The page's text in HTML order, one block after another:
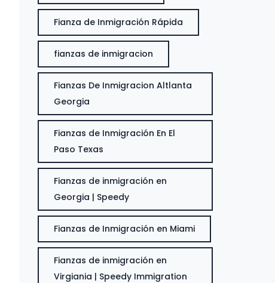
Fianza de Inmigración Rápida
fianzas de inmigracion
Fianzas De Inmigracion Altlanta
Georgia
Fianzas de Inmigración En El
Paso Texas
Fianzas de inmigración en
Georgia | Speedy
Fianzas de Inmigración en Miami
Fianzas de inmigración en
Virgiania | Speedy Immigration